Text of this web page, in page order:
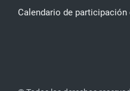
Calendario de participación